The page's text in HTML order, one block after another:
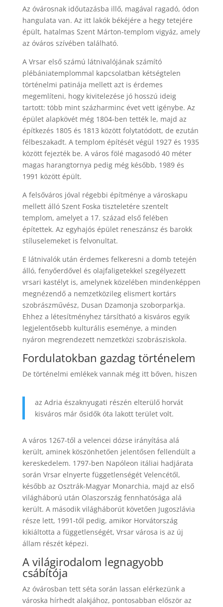
Az óvárosnak időutazásba illő, magával ragadó, ódon
hangulata van. Az itt lakók békéjére a hegy tetejére
épült, hatalmas Szent Márton-templom vigyáz, amely
az óváros szívében található.
A Vrsar első számú látnivalójának számító
plébániatemplommal kapcsolatban kétségtelen
történelmi patinája mellett azt is érdemes
megemlíteni, hogy kivitelezése jó hosszú ideig
tartott: több mint százharminc évet vett igénybe. Az
épület alapkövét még 1804-ben tették le, majd az
építkezés 1805 és 1813 között folytatódott, de ezután
félbeszakadt. A templom építését végül 1927 és 1935
között fejezték be. A város fölé magasodó 40 méter
magas harangtornya pedig még később, 1989 és
1991 között épült.
A felsőváros jóval régebbi építménye a városkapu
mellett álló Szent Foska tiszteletére szentelt
templom, amelyet a 17. század első felében
építettek. Az egyhajós épület reneszánsz és barokk
stíluselemeket is felvonultat.
E látnivalók után érdemes felkeresni a domb tetején
álló, fenyőerdővel és olajfaligetekkel szegélyezett
vrsari kastélyt is, amelynek közelében mindenképpen
megnézendő a nemzetközileg elismert kortárs
szobrászművész, Dusan Dzamonja szoborparkja.
Ehhez a létesítményhez társítható a kisváros egyik
legjelentősebb kulturális eseménye, a minden
nyáron megrendezett nemzetközi szobrásziskola.
Fordulatokban gazdag történelem
De történelmi emlékek vannak még itt bőven, hiszen
az Adria északnyugati részén elterülő horvát
kisváros már ősidők óta lakott terület volt.
A város 1267-től a velencei dózse irányítása alá
került, aminek köszönhetően jelentősen fellendült a
kereskedelem. 1797-ben Napóleon itáliai hadjárata
során Vrsar elnyerte függetlenségét Velencétől,
később az Osztrák-Magyar Monarchia, majd az első
világháború után Olaszország fennhatósága alá
került. A második világháborút követően Jugoszlávia
része lett, 1991-től pedig, amikor Horvátország
kikiáltotta a függetlenségét, Vrsar városa is az új
állam részét képezi.
A világirodalom legnagyobb
csábítója
Az óvárosban tett séta során lassan elérkezünk a
városka hírhedt alakjához, pontosabban először az